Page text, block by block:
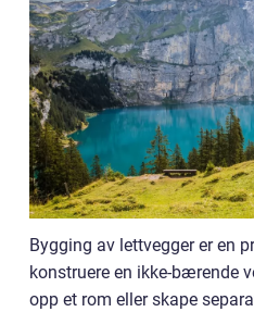
Bygging av lettvegger er en
konstruere en ikke-bærende
opp et rom eller skape